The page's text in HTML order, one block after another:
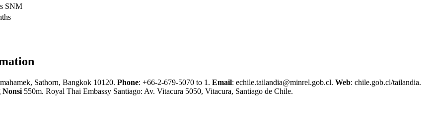
SNM
Sathorn, Bangkok 10120. Phone: +66-2-679-5070 to 1. Email: echile.tailandia@minrel.gob.cl. Web: chile.gob.cl/tailandia.
Nonsi 550m. Royal Thai Embassy Santiago: Av. Vitacura 5050, Vitacura, Santiago de Chile.